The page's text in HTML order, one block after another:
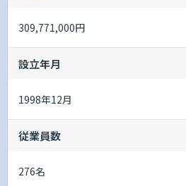
309,771,000円
設立年月
1998年12月
従業員数
276名